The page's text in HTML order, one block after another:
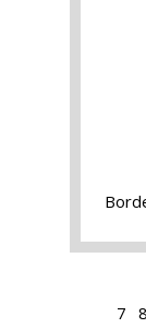
7
8